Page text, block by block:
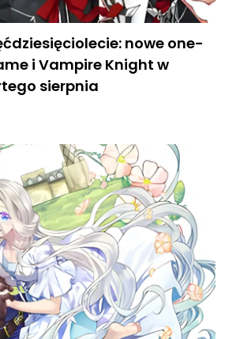
nowe one-
i Vampire Knight w
sierpnia